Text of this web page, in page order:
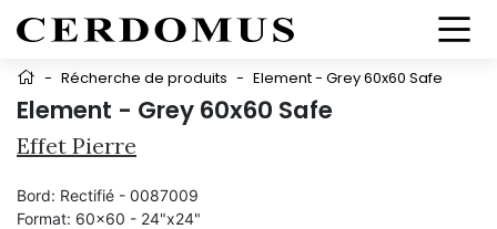
- Récherche de produits - Element - Grey 60x60 Safe
Element - Grey 60x60 Safe
Effet Pierre
Bord: Rectifié - 0087009
Format: 60x60 - 24"x24"